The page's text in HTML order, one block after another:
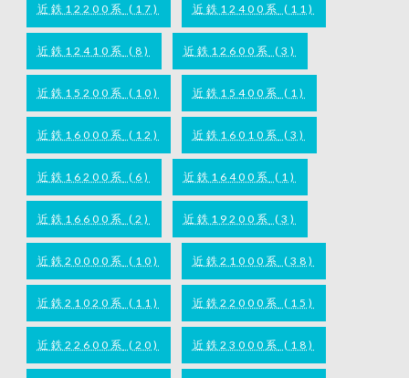
近鉄12200系 (17) 近鉄12400系 (11)
近鉄12410系 (8) 近鉄12600系 (3)
近鉄15200系 (10) 近鉄15400系 (1)
近鉄16000系 (12) 近鉄16010系 (3)
近鉄16200系 (6) 近鉄16400系 (1)
近鉄16600系 (2) 近鉄19200系 (3)
近鉄20000系 (10) 近鉄21000系 (38)
近鉄21020系 (11) 近鉄22000系 (15)
近鉄22600系 (20) 近鉄23000系 (18)